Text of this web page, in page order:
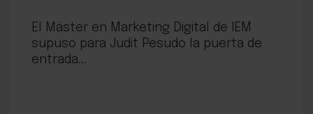
El Máster en Marketing Digital de IEM
supuso para Judit Pesudo la puerta de
entrada...